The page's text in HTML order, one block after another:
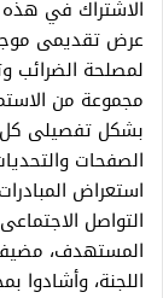
الاشتراك في هذه
عرض تقديمى
لمصلحة الضرائب
مجموعة من
بشكل تفصيلى كل
الصفحات
استعراض
التواصل
المستهدف،
اللجنة،